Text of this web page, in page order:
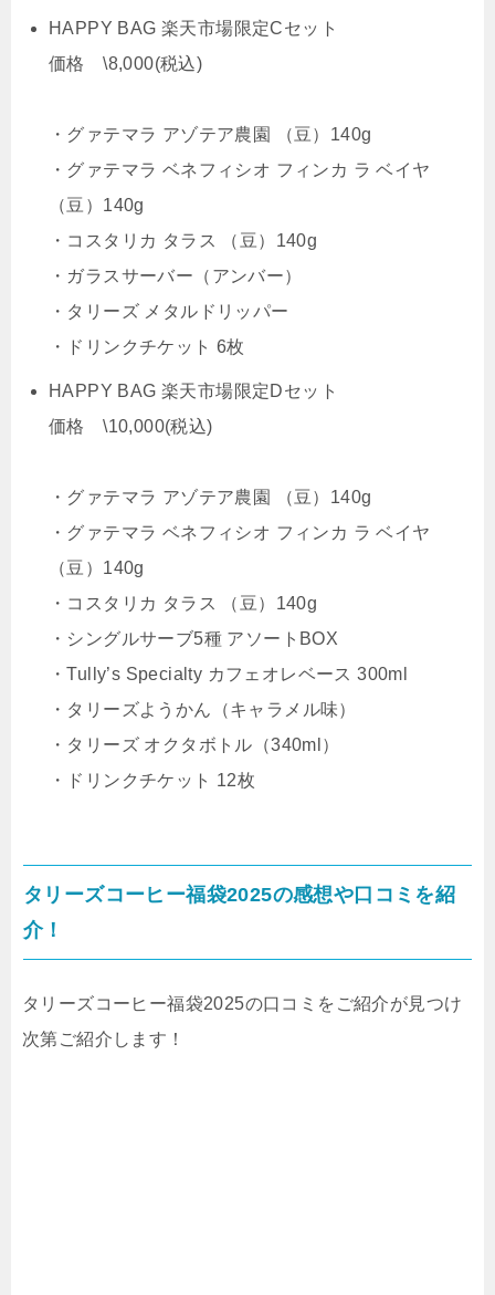
HAPPY BAG 楽天市場限定Cセット
価格 \8,000(税込)
・グァテマラ アゾテア農園 （豆）140g
・グァテマラ ベネフィシオ フィンカ ラ ベイヤ
（豆）140g
・コスタリカ タラス （豆）140g
・ガラスサーバー（アンバー）
・タリーズ メタルドリッパー
・ドリンクチケット 6枚
HAPPY BAG 楽天市場限定Dセット
価格 \10,000(税込)
・グァテマラ アゾテア農園 （豆）140g
・グァテマラ ベネフィシオ フィンカ ラ ベイヤ
（豆）140g
・コスタリカ タラス （豆）140g
・シングルサーブ5種 アソートBOX
・Tully’s Specialty カフェオレベース 300ml
・タリーズようかん（キャラメル味）
・タリーズ オクタボトル（340ml）
・ドリンクチケット 12枚
タリーズコーヒー福袋2025の感想や口コミを紹
介！
タリーズコーヒー福袋2025の口コミをご紹介が見つけ
次第ご紹介します！